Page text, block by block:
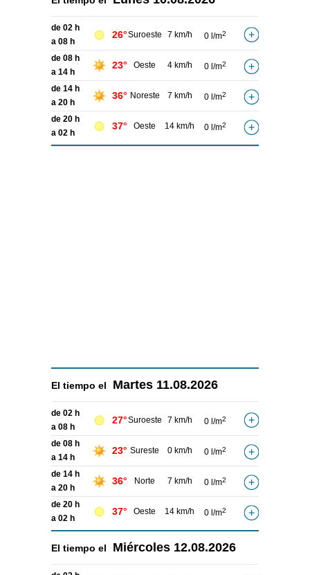
de 02 h
a 08 h
26°Suroeste 7 km/h 0 l/m2
de 08 h
a 14 h
23° Oeste 4 km/h 0 l/m2
de 14 h
a 20 h
36° Noreste 7 km/h 0 l/m2
de 20 h
a 02 h
37° Oeste 14 km/h 0 l/m2
El tiempo el Martes 11.08.2026
de 02 h
a 08 h
27°Suroeste 7 km/h 0 l/m2
de 08 h
a 14 h
23° Sureste 0 km/h 0 l/m2
de 14 h
a 20 h
36° Norte 7 km/h 0 l/m2
de 20 h
a 02 h
37° Oeste 14 km/h 0 l/m2
El tiempo el Miércoles 12.08.2026